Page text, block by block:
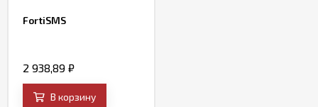
FortiSMS
2 938,89 ₽
В корзину